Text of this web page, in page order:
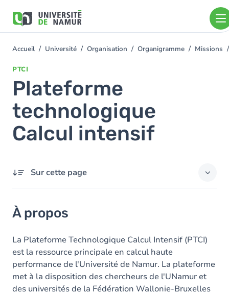
contenu
You
Accueil Université Organisation Organigramme Missions
PTCI
Plateforme
technologique
Calcul intensif
Sur cette page
Contact
Membres
À propos
La Plateforme Technologique Calcul Intensif (PTCI)
est la ressource principale en calcul haute
performance de l'Université de Namur. La plateforme
met à la disposition des chercheurs de l'UNamur et
des universités de la Fédération Wallonie-Bruxelles